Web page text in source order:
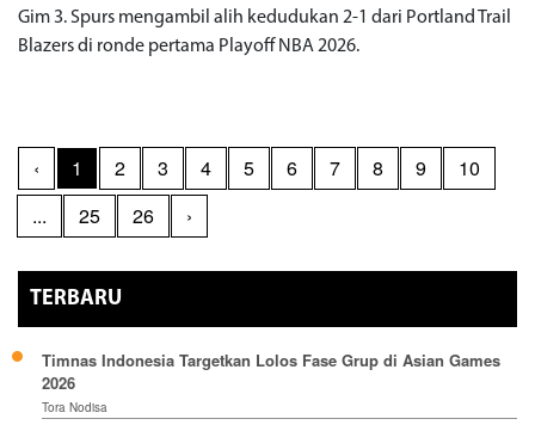
Gim 3. Spurs mengambil alih kedudukan 2-1 dari Portland Trail
Blazers di ronde pertama Playoff NBA 2026.
‹ 1 2 3 4 5 6 7 8 9
10
...
25 26 ›
TERBARU
Timnas Indonesia Targetkan Lolos Fase Grup di Asian Games
2026
Tora Nodisa